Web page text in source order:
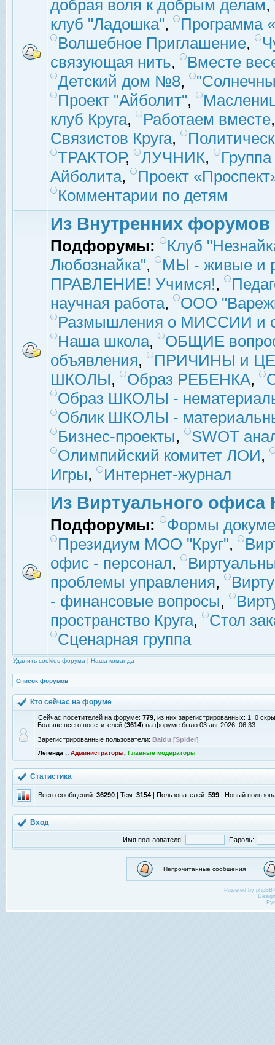
добрая воля к добрым делам,
клуб "Ладошка",
Программа
Волшебное Приглашение,
связующая нить,
Вместе
Детский дом №8,
Проект "Айболит",
клуб Круга, Работаем вместе
Связистов Круга,
ТРАКТОР, ЛУЧНИК,
Айболита,
Проект
Комментарии по детям
Из Внутренних форумов
Подфорумы:
Клуб
Любознайка",
МЫ - живые и
ПРАВЛЕНИЕ! Учимся!,
научная работа,
ООО
Размышления о МИССИИ и
Наша школа,
ОБЩИЕ
объявления,
ПРИЧИНЫ и
ШКОЛЫ, Образ РЕБЕНКА,
Образ ШКОЛЫ -
Облик ШКОЛЫ -
Бизнес-проекты,
SWOT
Олимпийский комитет ЛОИ,
Игры, Интернет-журнал
Из Виртуального офиса
Подфорумы:
Формы
Президиум МОО "Круг",
офис - персонал,
проблемы управления,
- финансовые вопросы,
пространство Круга,
Стол
Сценарная группа
Удалить cookies форума | Наша команда
Список форумов
Кто сейчас на форуме
Сейчас посетителей на форуме: 779 , из них зарегистрированных: 1, 0
Больше всего посетителей (3614) на форуме было 03 авг 2026, 06:33
Зарегистрированные пользователи: Baidu [Spider]
Легенда :: Администраторы Главные модераторы
Статистика
Всего сообщений: 36290 | Тем: 3154 | Пользователей: 599 | Новый
Вход
Имя пользователя: Пароль:
Непрочитанные сообщения
Powered by phpBB